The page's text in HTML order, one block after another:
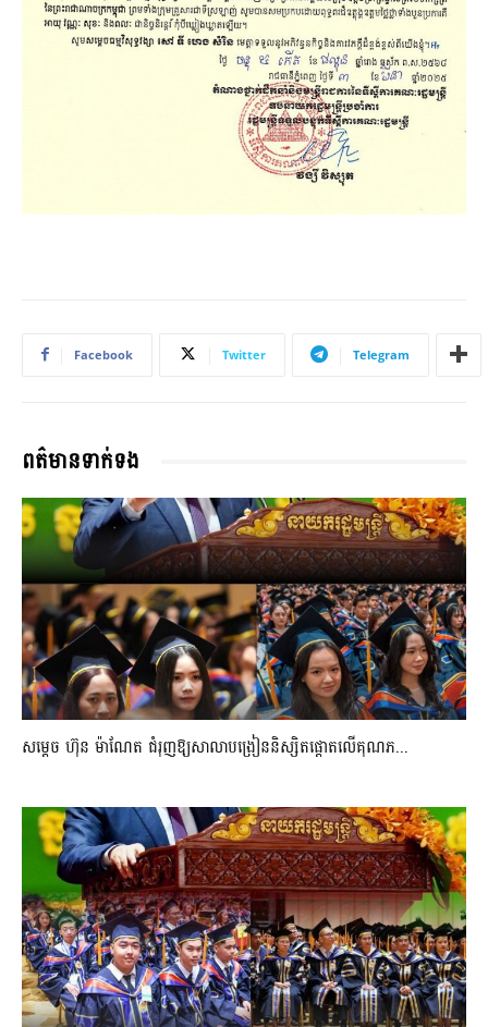
Facebook Twitter Telegram
ពត៌មានទាក់ទង
សម្តេច ហ៊ុន ម៉ាណែត ជំរុញឱ្យសាលាបង្រៀននិស្សិតផ្តោតលើគុណភ...